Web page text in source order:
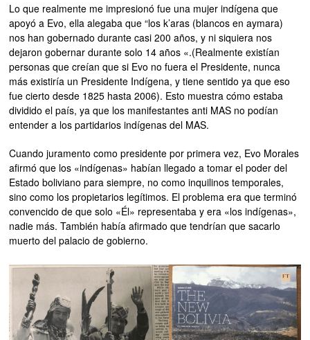
Lo que realmente me impresionó fue una mujer indígena que
apoyó a Evo, ella alegaba que “los k’aras (blancos en aymara)
nos han gobernado durante casi 200 años, y ni siquiera nos
dejaron gobernar durante solo 14 años «.(Realmente existían
personas que creían que si Evo no fuera el Presidente, nunca
más existiría un Presidente Indígena, y tiene sentido ya que eso
fue cierto desde 1825 hasta 2006). Esto muestra cómo estaba
dividido el país, ya que los manifestantes anti MAS no podían
entender a los partidarios indígenas del MAS.
Cuando juramento como presidente por primera vez, Evo Morales
afirmó que los «indígenas» habían llegado a tomar el poder del
Estado boliviano para siempre, no como inquilinos temporales,
sino como los propietarios legítimos. El problema era que terminó
convencido de que solo «Él» representaba y era «los indígenas»,
nadie más. También había afirmado que tendrían que sacarlo
muerto del palacio de gobierno.